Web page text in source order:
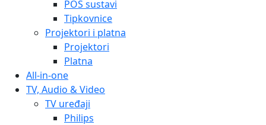
POS sustavi
Tipkovnice
Projektori i platna
Projektori
Platna
All-in-one
TV, Audio & Video
TV uređaji
Philips